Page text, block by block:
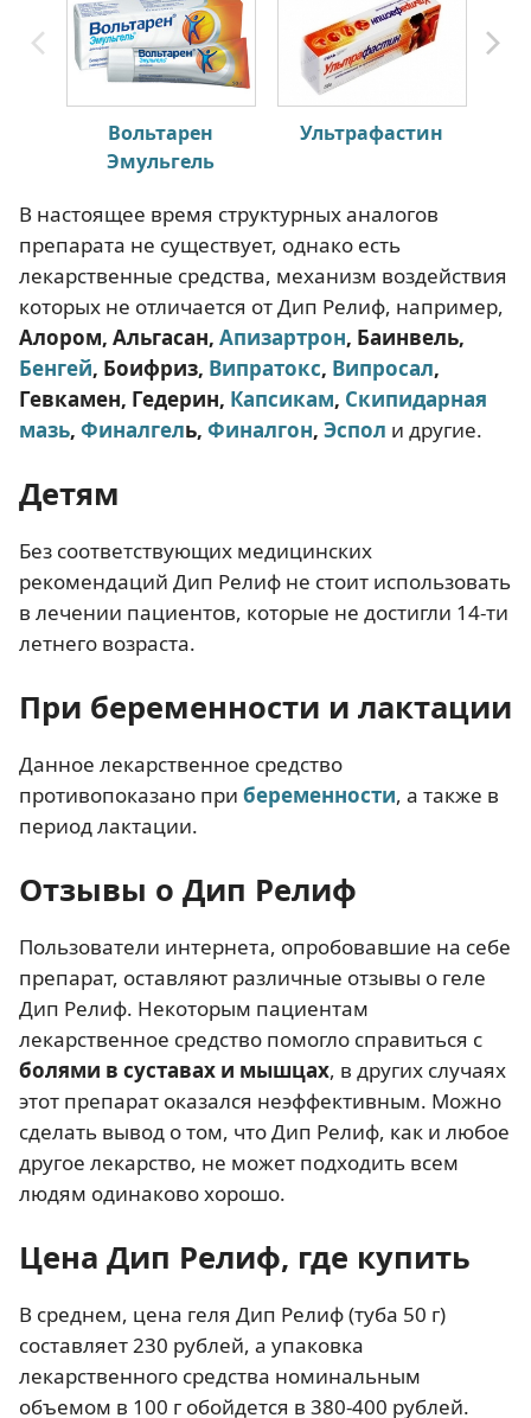
Вольтарен
Эмульгель
Ультрафастин
В настоящее время структурных аналогов
препарата не существует, однако есть
лекарственные средства, механизм воздействия
которых не отличается от Дип Релиф, например,
Алором, Альгасан, Апизартрон, Баинвель,
Бенгей, Боифриз, Випратокс, Випросал,
Гевкамен, Гедерин, Капсикам, Скипидарная
мазь, Финалгель, Финалгон, Эспол и другие.
Детям
Без соответствующих медицинских
рекомендаций Дип Релиф не стоит использовать
в лечении пациентов, которые не достигли 14-ти
летнего возраста.
При беременности и лактации
Данное лекарственное средство
противопоказано при беременности, а также в
период лактации.
Отзывы о Дип Релиф
Пользователи интернета, опробовавшие на себе
препарат, оставляют различные отзывы о геле
Дип Релиф. Некоторым пациентам
лекарственное средство помогло справиться с
болями в суставах и мышцах, в других случаях
этот препарат оказался неэффективным. Можно
сделать вывод о том, что Дип Релиф, как и любое
другое лекарство, не может подходить всем
людям одинаково хорошо.
Цена Дип Релиф, где купить
В среднем, цена геля Дип Релиф (туба 50 г)
составляет 230 рублей, а упаковка
лекарственного средства номинальным
объемом в 100 г обойдется в 380-400 рублей.